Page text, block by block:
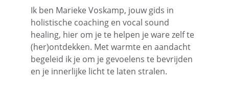
Ik ben Marieke Voskamp, jouw gids in
holistische coaching en vocal sound
healing, hier om je te helpen je ware zelf te
(her)ontdekken. Met warmte en aandacht
begeleid ik je om je gevoelens te bevrijden
en je innerlijke licht te laten stralen.